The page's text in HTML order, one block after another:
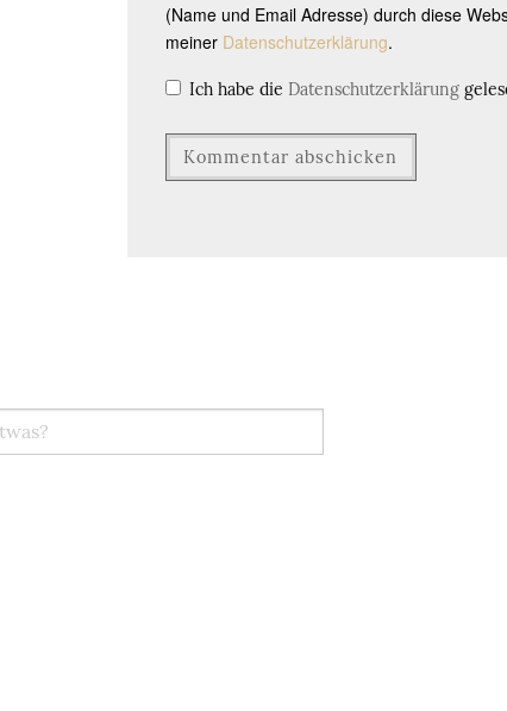
(Name und Email Adresse) durch diese
meiner Datenschutzerklärung.
Ich habe die Datenschutzerklärung